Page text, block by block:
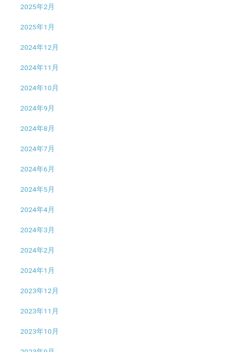
2025年2月
2025年1月
2024年12月
2024年11月
2024年10月
2024年9月
2024年8月
2024年7月
2024年6月
2024年5月
2024年4月
2024年3月
2024年2月
2024年1月
2023年12月
2023年11月
2023年10月